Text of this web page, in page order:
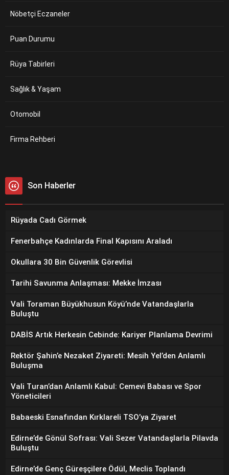
Nöbetçi Eczaneler
Puan Durumu
Rüya Tabirleri
Sağlık & Yaşam
Otomobil
Firma Rehberi
Son Haberler
Rüyada Cadı Görmek
Fenerbahçe Kadınlarda Final Kapısını Araladı
Okullara 30 Bin Güvenlik Görevlisi
Tarihi Savunma Anlaşması: Mekke İmzası
Vali Toraman Büyükhusun Köyü’nde Vatandaşlarla
Buluştu
DABİS Artık Herkesin Cebinde: Kariyer Planlama Devrimi
Rektör Şahin’e Nezaket Ziyareti: Mesih Yel’den Anlamlı
Buluşma
Vali Turan’dan Anlamlı Kabul: Cemevi Babası ve Spor
Yöneticileri
Babaeski Esnafından Kırklareli TSO’ya Ziyaret
Edirne’de Gönül Sofrası: Vali Sezer Vatandaşlarla Pilavda
Buluştu
Edirne’de Genç Güreşçilere Ödül, Meclis Toplandı